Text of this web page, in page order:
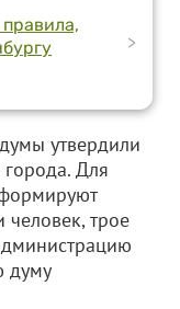
>
утвердили
Для
трое
думу